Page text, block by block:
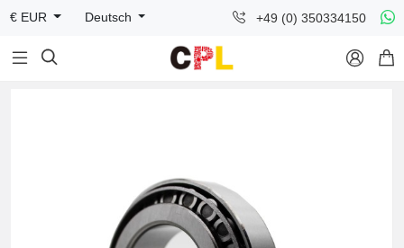
€ EUR Deutsch +49 (0) 350334150
  